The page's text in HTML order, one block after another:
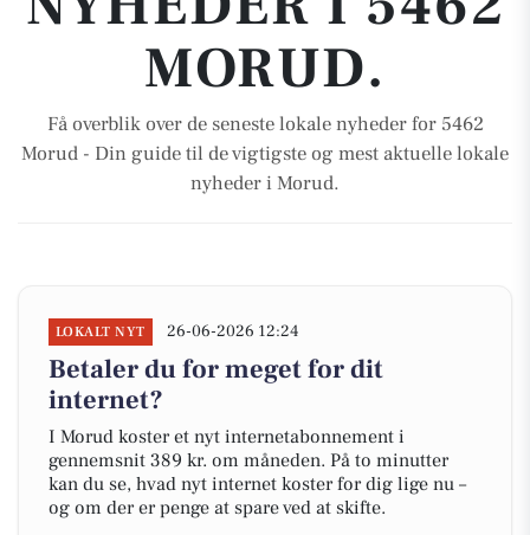
MORUD.
Få overblik over de seneste lokale nyheder for 5462
Morud - Din guide til de vigtigste og mest aktuelle lokale
nyheder i Morud.
LOKALT NYT 26-06-2026 12:24
Betaler du for meget for dit
internet?
I Morud koster et nyt internetabonnement i
gennemsnit 389 kr. om måneden. På to minutter
kan du se, hvad nyt internet koster for dig lige nu –
og om der er penge at spare ved at skifte.